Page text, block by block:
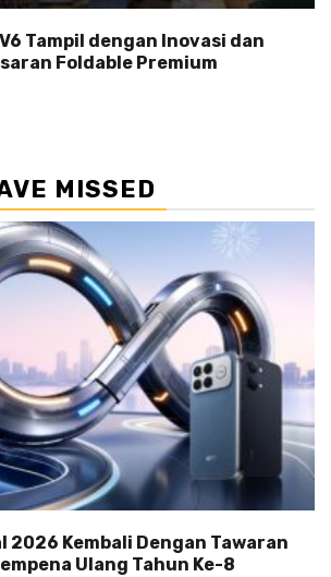
V6 Tampil dengan Inovasi dan
Foldable Premium
MISSED
2026 Kembali Dengan Tawaran
Ulang Tahun Ke-8